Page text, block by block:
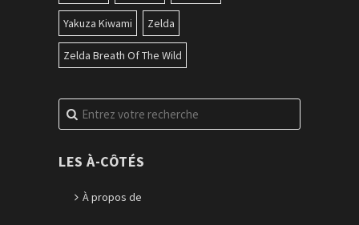
Yakuza Kiwami Zelda
Zelda Breath Of The Wild
Recherche
pour
LES À-CÔTÉS
À propos de